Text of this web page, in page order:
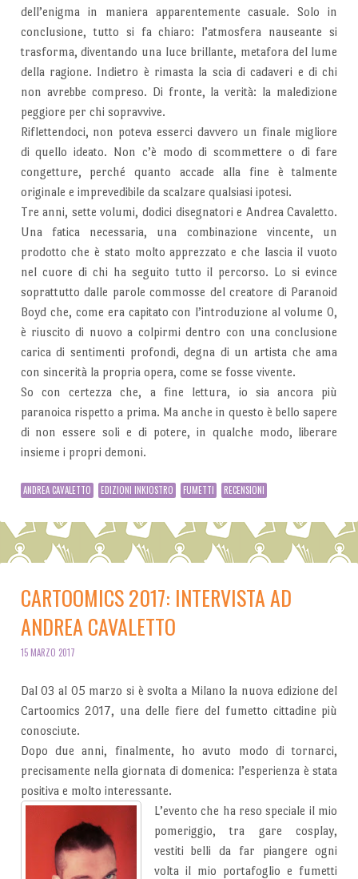
dell’enigma in maniera apparentemente casuale. Solo in
conclusione, tutto si fa chiaro: l’atmosfera nauseante si
trasforma, diventando una luce brillante, metafora del lume
della ragione. Indietro è rimasta la scia di cadaveri e di chi
non avrebbe compreso. Di fronte, la verità: la maledizione
peggiore per chi sopravvive.
Riflettendoci, non poteva esserci davvero un finale migliore
di quello ideato. Non c’è modo di scommettere o di fare
congetture, perché quanto accade alla fine è talmente
originale e imprevedibile da scalzare qualsiasi ipotesi.
Tre anni, sette volumi, dodici disegnatori e Andrea Cavaletto.
Una fatica necessaria, una combinazione vincente, un
prodotto che è stato molto apprezzato e che lascia il vuoto
nel cuore di chi ha seguito tutto il percorso. Lo si evince
soprattutto dalle parole commosse del creatore di Paranoid
Boyd che, come era capitato con l’introduzione al volume 0,
è riuscito di nuovo a colpirmi dentro con una conclusione
carica di sentimenti profondi, degna di un artista che ama
con sincerità la propria opera, come se fosse vivente.
So con certezza che, a fine lettura, io sia ancora più
paranoica rispetto a prima. Ma anche in questo è bello sapere
di non essere soli e di potere, in qualche modo, liberare
insieme i propri demoni.
ANDREA CAVALETTO EDIZIONI INKIOSTRO FUMETTI RECENSIONI
CARTOOMICS 2017: INTERVISTA AD
ANDREA CAVALETTO
15 MARZO 2017
Dal 03 al 05 marzo si è svolta a Milano la nuova edizione del
Cartoomics 2017, una delle fiere del fumetto cittadine più
conosciute.
Dopo due anni, finalmente, ho avuto modo di tornarci,
precisamente nella giornata di domenica: l’esperienza è stata
positiva e molto interessante.
L’evento che ha reso speciale il mio
pomeriggio, tra gare cosplay,
vestiti belli da far piangere ogni
volta il mio portafoglio e fumetti